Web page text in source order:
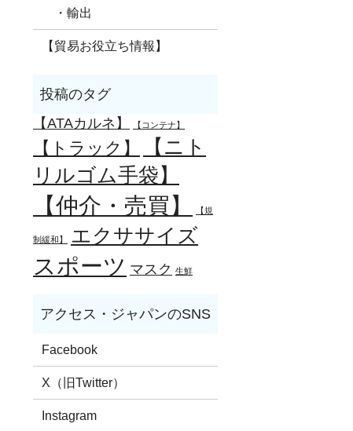
・輸出
【貿易お役立ち情報】
【ATAカルネ】 【コンテナ】
【トラック】
【ニト
リルゴム手袋】
【仲介・売買】 【規
制緩和】 エクササイズ
スポーツ マスク 生鮮
Facebook
X（旧Twitter）
Instagram